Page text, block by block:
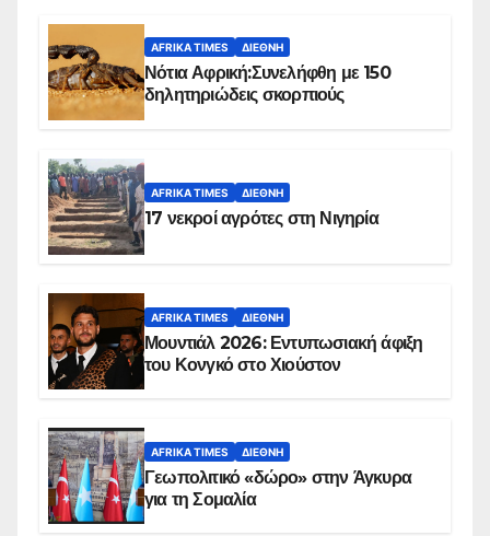
AFRIKA TIMES ΔΙΕΘΝΉ
Νότια Αφρική:Συνελήφθη με 150
δηλητηριώδεις σκορπιούς
AFRIKA TIMES ΔΙΕΘΝΉ
17 νεκροί αγρότες στη Νιγηρία
AFRIKA TIMES ΔΙΕΘΝΉ
Μουντιάλ 2026: Εντυπωσιακή άφιξη
του Κονγκό στο Χιούστον
AFRIKA TIMES ΔΙΕΘΝΉ
Γεωπολιτικό «δώρο» στην Άγκυρα
για τη Σομαλία